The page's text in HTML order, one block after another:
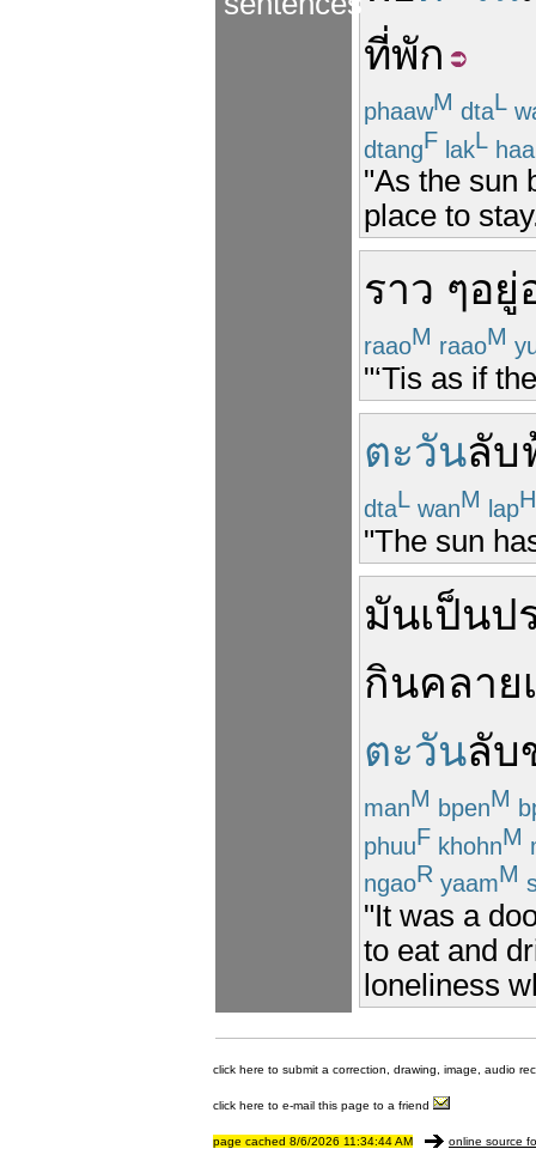
ที่พัก
phaawM dtaL
dtangF lakL haa
"As the sun
place to
ราว ๆอยู่
raaoM raaoM
"‘Tis as if
ตะวันลับ
dtaL wanM lapH
"The sun
มันเป็นป
กินคลาย
ตะวันลับ
manM bpenM
phuuF khohnM
ngaoR yaamM
"It was a
to eat and
loneliness
click here to submit a correction, drawing, image, audio
click here to e-mail this page to a friend
page cached 8/6/2026 11:34:44 AM online source